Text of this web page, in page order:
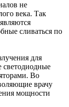
не
века. Так
сливаться по
для
светодиодные
Во
врачу
мощности